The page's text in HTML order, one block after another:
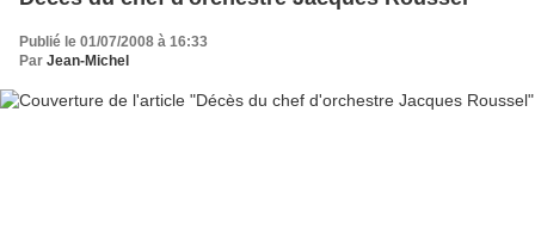
Publié le 01/07/2008 à 16:33
Par Jean-Michel